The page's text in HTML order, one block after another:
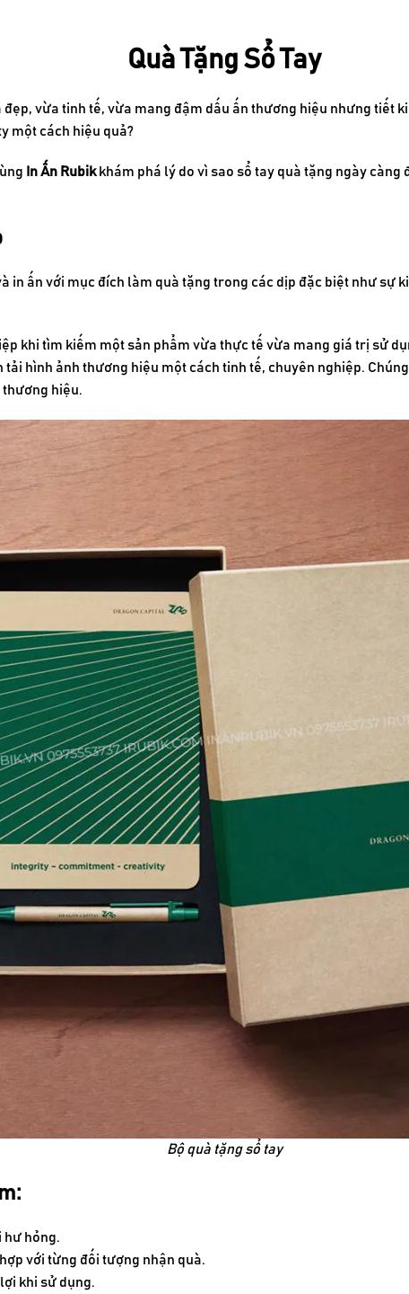
Quà Tặng Sổ Tay
vừa tinh tế, vừa mang đậm dấu ấn thương hiệu nhưng tiết
một cách hiệu quả?
In Ấn Rubikkhám phá lý do vì sao sổ tay quà tặng ngày
in ấn với mục đích làm quà tặng trong các dịp đặc biệt như sự
khi tìm kiếm một sản phẩm vừa thực tế vừa mang giá trị sử
hình ảnh thương hiệu một cách tinh tế, chuyên nghiệp.
hiệu.
Bộ quà tặng sổ tay
hư hỏng.
với từng đối tượng nhận quà.
khi sử dụng.